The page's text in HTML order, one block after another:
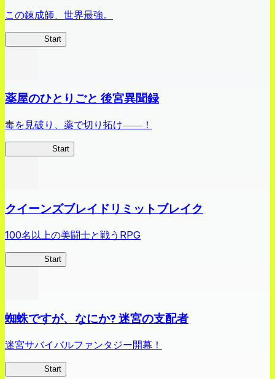
この錬成師、世界最強。
Start
薬屋のひとりごと 後宮異聞録
毒を見破り、薬で切り拓け――！
Start
クイーンズブレイドリミットブレイク
100名以上の美闘士と戦うRPG
Start
蜘蛛ですが、なにか? 迷宮の支配者
迷宮サバイバルファンタジー開幕！
Start